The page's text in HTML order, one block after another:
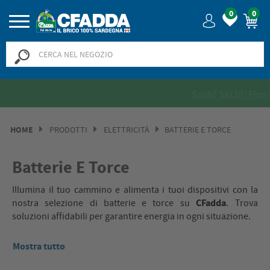
0 0
HOME PRODOTTI ELETTRICITÀ BATTERIE E TORCE
Batterie E Torce
Illumina il tuo cammino e alimenta i tuoi dispositivi con la
nostra selezione di batterie e torce su CFadda. Trova
soluzioni affidabili per garantire energia in ogni situazione.
Mostra tutto